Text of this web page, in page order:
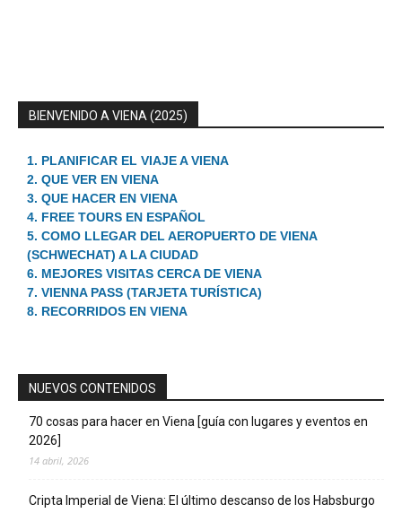
BIENVENIDO A VIENA (2025)
1. PLANIFICAR EL VIAJE A VIENA
2. QUE VER EN VIENA
3. QUE HACER EN VIENA
4. FREE TOURS EN ESPAÑOL
5. COMO LLEGAR DEL AEROPUERTO DE VIENA
(SCHWECHAT) A LA CIUDAD
6. MEJORES VISITAS CERCA DE VIENA
7. VIENNA PASS (TARJETA TURÍSTICA)
8. RECORRIDOS EN VIENA
NUEVOS CONTENIDOS
70 cosas para hacer en Viena [guía con lugares y eventos en
2026]
14 abril, 2026
Cripta Imperial de Viena: El último descanso de los Habsburgo